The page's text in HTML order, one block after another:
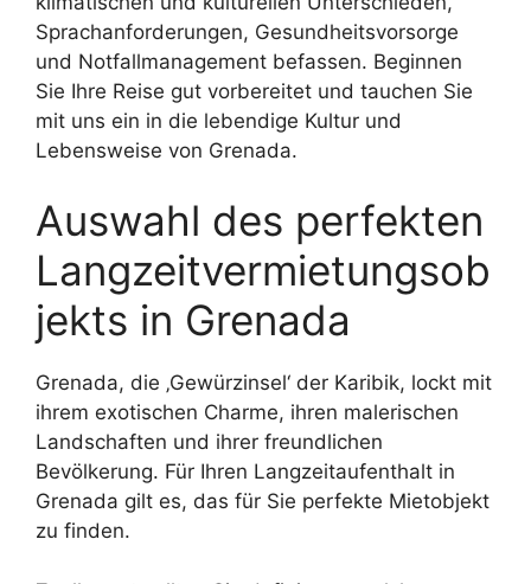
Sprachanforderungen, Gesundheitsvorsorge
und Notfallmanagement befassen. Beginnen
Sie Ihre Reise gut vorbereitet und tauchen Sie
mit uns ein in die lebendige Kultur und
Lebensweise von Grenada.
Auswahl des perfekten
Langzeitvermietungsob
jekts in Grenada
Grenada, die ‚Gewürzinsel‘ der Karibik, lockt mit
ihrem exotischen Charme, ihren malerischen
Landschaften und ihrer freundlichen
Bevölkerung. Für Ihren Langzeitaufenthalt in
Grenada gilt es, das für Sie perfekte Mietobjekt
zu finden.